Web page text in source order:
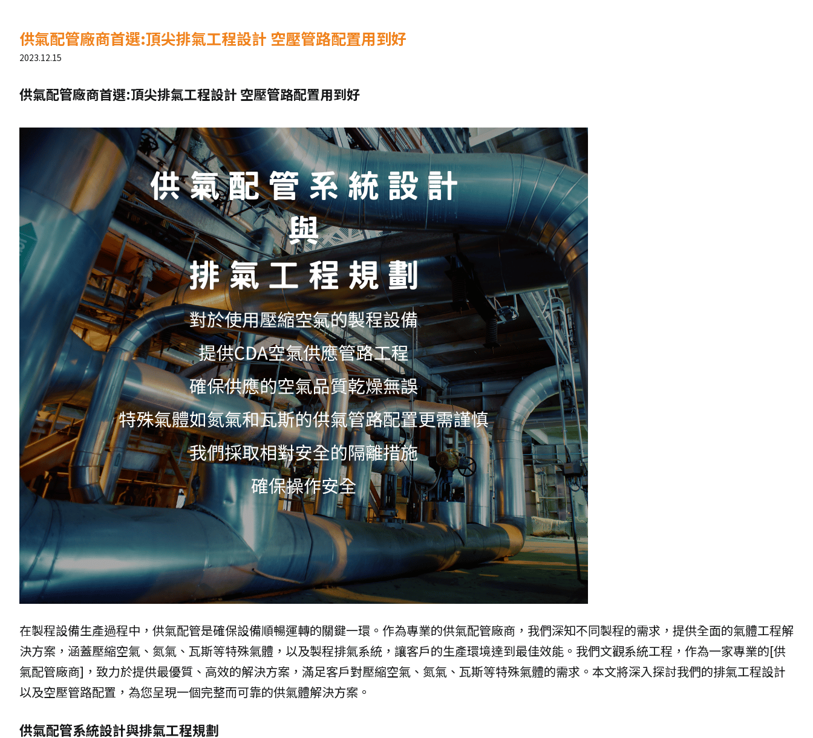
供氣配管廠商首選:頂尖排氣工程設計 空壓管路配置用到好
2023.12.15
供氣配管廠商首選:頂尖排氣工程設計 空壓管路配置用到好
在製程設備生產過程中，供氣配管是確保設備順暢運轉的關鍵一環。作為專業的供氣配管廠商，我們深知不同製程的需求，提供全面的氣體工程解
決方案，涵蓋壓縮空氣、氮氣、瓦斯等特殊氣體，以及製程排氣系統，讓客戶的生產環境達到最佳效能。我們文觀系統工程，作為一家專業的[供
氣配管廠商]，致力於提供最優質、高效的解決方案，滿足客戶對壓縮空氣、氮氣、瓦斯等特殊氣體的需求。本文將深入探討我們的排氣工程設計
以及空壓管路配置，為您呈現一個完整而可靠的供氣體解決方案。
供氣配管系統設計與排氣工程規劃